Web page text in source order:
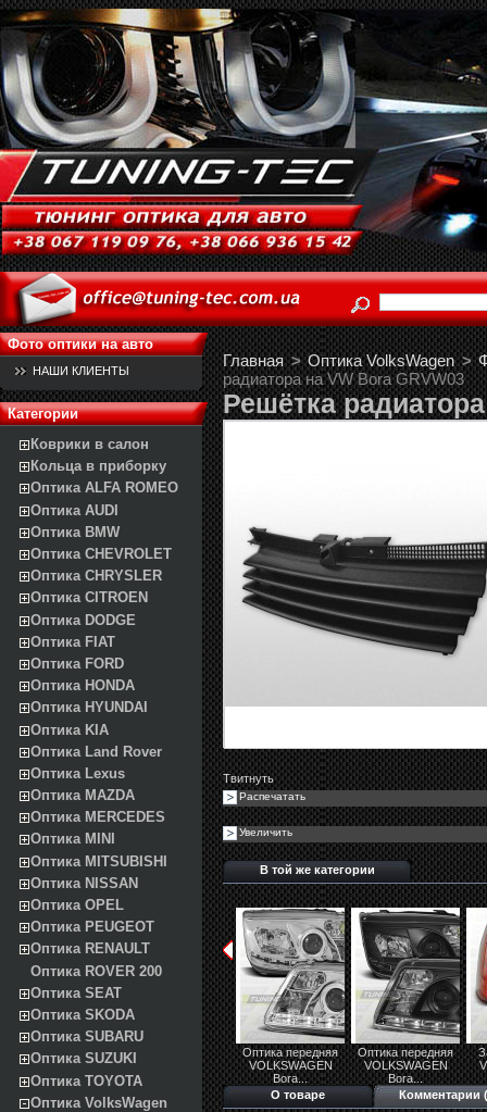
Фото оптики на авто
НАШИ КЛИЕНТЫ
Категории
Коврики в салон
Кольца в приборку
Оптика ALFA ROMEO
Оптика AUDI
Оптика BMW
Оптика CHEVROLET
Оптика CHRYSLER
Оптика CITROEN
Оптика DODGE
Оптика FIAT
Оптика FORD
Оптика HONDA
Оптика HYUNDAI
Оптика KIA
Оптика Land Rover
Оптика Lexus
Оптика MAZDA
Оптика MERCEDES
Оптика MINI
Оптика MITSUBISHI
Оптика NISSAN
Оптика OPEL
Оптика PEUGEOT
Оптика RENAULT
Оптика ROVER 200
Оптика SEAT
Оптика SKODA
Оптика SUBARU
Оптика SUZUKI
Оптика TOYOTA
Оптика VolksWagen
Главная > Оптика VolksWagen >
радиатора на VW Bora GRVW03
Решётка
Твитнуть
Распечатать
Увеличить
В той же категории
Оптика передняя
VOLKSWAGEN
Bora...
Оптика передняя
VOLKSWAGEN
Bora...
О товаре Комментарии